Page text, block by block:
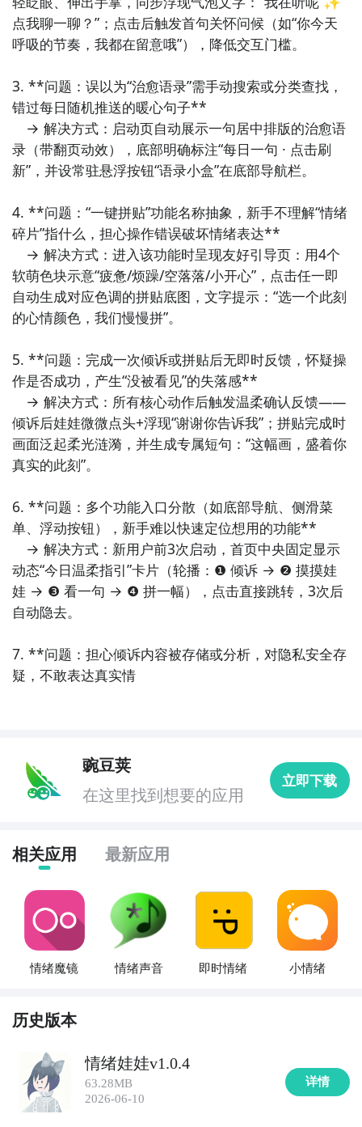
具，用户拖动冷暖/明暗滑块混合出专属“今日情绪色”，
APP即时生成配色方案+三句契合该色系的哲思短句（如
#A1D9E8：“像未拆封的夏天，带着试探的凉意”），支
8. 《待办小熊》：治愈系任务管理工具，所有待办事项
由一只毛绒小熊承载——添加任务时熊会戴上相应道具
（如戴耳机代表“听播客”），完成则熊开心转圈并掉落
一颗星星，界面无红标/紧迫感设计，弱化压力，强化温
9. 《树洞语音瓶》：私密语音倾诉型小工具，用户长按
说话录入心事（最长90秒），语音自动封入玻璃瓶动
画，沉入深海背景；可设置3/7/30天后自动播放回听，
或选择“永久封存”让瓶子缓缓升空消失，提供安全的情
绪出口仪式感。
10. 《光合作用》：结合自然节律的情绪调节器，基于
用户授权
点我聊一聊？”；点击后触发首句关怀问候（如“你今天
呼吸的节奏，我都在留意哦”），降低交互门槛。
3. **问题：误以为“治愈语录”需手动搜索或分类查找，
错过每日随机推送的暖心句子**
→ 解决方式：启动页自动展示一句居中排版的治愈语
录（带翻页动效），底部明确标注“每日一句 · 点击刷
新”，并设常驻悬浮按钮“语录小盒”在底部导航栏。
4. **问题：“一键拼贴”功能名称抽象，新手不理解“情绪
碎片”指什么，担心操作错误破坏情绪表达**
→ 解决方式：进入该功能时呈现友好引导页：用4个
软萌色块示意“疲惫/烦躁/空落落/小开心”，点击任一即
自动生成对应色调的拼贴底图，文字提示：“选一个此刻
的心情颜色，我们慢慢拼”。
5. **问题：完成一次倾诉或拼贴后无即时反馈，怀疑操
作是否成功，产生“没被看见”的失落感**
→ 解决方式：所有核心动作后触发温柔确认反馈——
倾诉后娃娃微微点头+浮现“谢谢你告诉我”；拼贴完成时
画面泛起柔光涟漪，并生成专属短句：“这幅画，盛着你
真实的此刻”。
6. **问题：多个功能入口分散（如底部导航、侧滑菜
单、浮动按钮），新手难以快速定位想用的功能**
→ 解决方式：新用户前3次启动，首页中央固定显示
动态“今日温柔指引”卡片（轮播：❶ 倾诉 → ❷ 摸摸娃
娃 → ❸ 看一句 → ❹ 拼一幅），点击直接跳转，3次后
自动隐去。
7. **问题：担心倾诉内容被存储或分析，对隐私安全存
疑，不敢表达真实情
豌豆荚
在这里找到想要的应用
立即下载
相关应用 最新应用
情绪魔镜 情绪声音 即时情绪 小情绪
历史版本
情绪娃娃v1.0.4
63.28MB
2026-06-10
详情